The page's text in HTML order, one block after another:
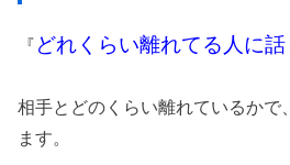
『 どれくらい離れてる人に話
相手とどのくらい離れているかで
ます。